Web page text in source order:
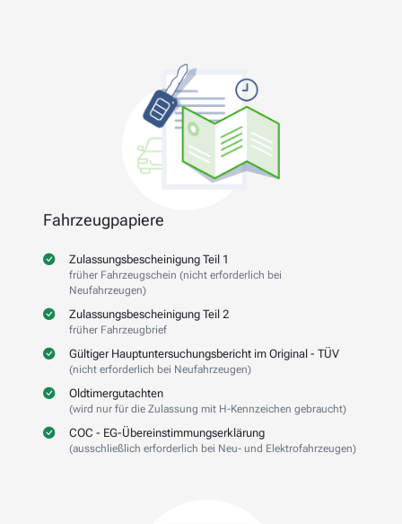
Fahrzeugpapiere
Zulassungsbescheinigung Teil 1
früher Fahrzeugschein (nicht erforderlich bei
Neufahrzeugen)
Zulassungsbescheinigung Teil 2
früher Fahrzeugbrief
Gültiger Hauptuntersuchungsbericht im Original - TÜV
(nicht erforderlich bei Neufahrzeugen)
Oldtimergutachten
(wird nur für die Zulassung mit H-Kennzeichen gebraucht)
COC - EG-Übereinstimmungserklärung
(ausschließlich erforderlich bei Neu- und Elektrofahrzeugen)